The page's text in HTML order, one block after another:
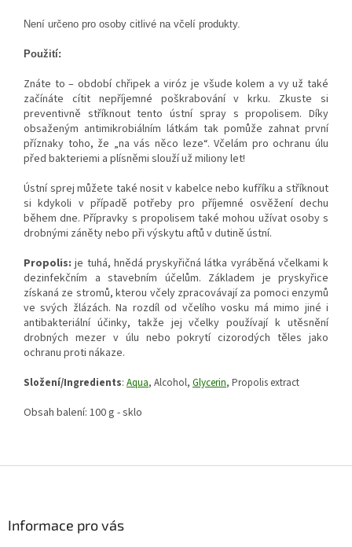
Není určeno pro osoby citlivé na včelí produkty.
Použití:
Znáte to – období chřipek a viróz je všude kolem a vy už také
začínáte cítit nepříjemné poškrabování v krku. Zkuste si
preventivně stříknout tento ústní spray s propolisem. Díky
obsaženým antimikrobiálním látkám tak pomůže zahnat první
příznaky toho, že „na vás něco leze“. Včelám pro ochranu úlu
před bakteriemi a plísněmi slouží už miliony let!
Ústní sprej můžete také nosit v kabelce nebo kufříku a stříknout
si kdykoli v případě potřeby pro příjemné osvěžení dechu
během dne. Přípravky s propolisem také mohou užívat osoby s
drobnými záněty nebo při výskytu aftů v dutině ústní.
Propolis: je tuhá, hnědá pryskyřičná látka vyráběná včelkami k
dezinfekčním a stavebním účelům. Základem je pryskyřice
získaná ze stromů, kterou včely zpracovávají za pomoci enzymů
ve svých žlázách. Na rozdíl od včelího vosku má mimo jiné i
antibakteriální účinky, takže jej včelky používají k utěsnění
drobných mezer v úlu nebo pokrytí cizorodých těles jako
ochranu proti nákaze.
Složení/Ingredients: Aqua, Alcohol, Glycerin, Propolis extract
Obsah balení: 100 g - sklo
Informace pro vás